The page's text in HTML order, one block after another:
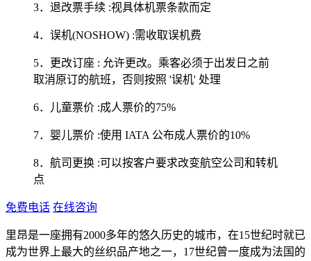
3．退改票手续 :视具体机票条款而定
4．误机(NOSHOW) :需收取误机费
5．更改订座 : 允许更改。乘客必须于出发日之前
取消原订的航班，否则按照 '误机' 处理
6．儿童票价 :成人票价的75%
7．婴儿票价 :使用 IATA 公布成人票价的10%
8．航司更换 :可以按客户要求改变航空公司和转机
点
免费电话 在线咨询
里昂是一座拥有2000多年的悠久历史的城市，在15世纪时就已
成为世界上最大的丝织品产地之一，17世纪曾一度成为法国的